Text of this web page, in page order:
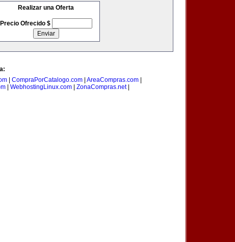
Realizar una Oferta
Precio Ofrecido $
CompraPorCatalogo.com AreaCompras.com
| WebhostingLinux.com| ZonaCompras.net|